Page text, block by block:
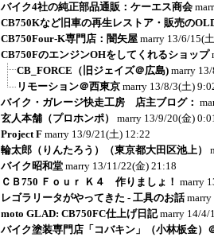
バイク4社の純正部品通販：ケーエス商会
CB750Kなど旧車の再生レストア・販売の
CB750Four-K専門店：闇矢屋 marry 13/6/15(
CB750FのエンジンOHをしてくれるショップ
CB_FORCE（旧ジェイズ＠広島) marry
リモーション＠西東京 marry 13/8/3(土)
バイク・ガレージ快走工房 店主ブログ：
玄人本舗（プロホンポ）
marry 13/9/20(金)
Project F marry 13/9/21(土) 12:22
輪太郎（りんたろう）（東京都大田区池上）
バイク昭和堂 marry 13/11/22(金) 21:18
ＣＢ750 Ｆｏｕｒ Ｋ４ 作りましょ！ marry
レゴラリータがやってきた - 工具のお話 marry
moto GLAD: CB750FC仕上げ日記 marry 14/4/
バイク塗装専門店「コバキン」（小林板金）